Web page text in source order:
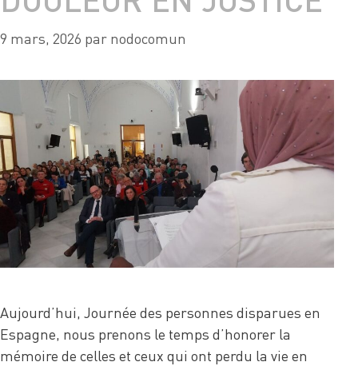
9 mars, 2026 par nodocomun
Aujourd’hui, Journée des personnes disparues en
Espagne, nous prenons le temps d’honorer la
mémoire de celles et ceux qui ont perdu la vie en